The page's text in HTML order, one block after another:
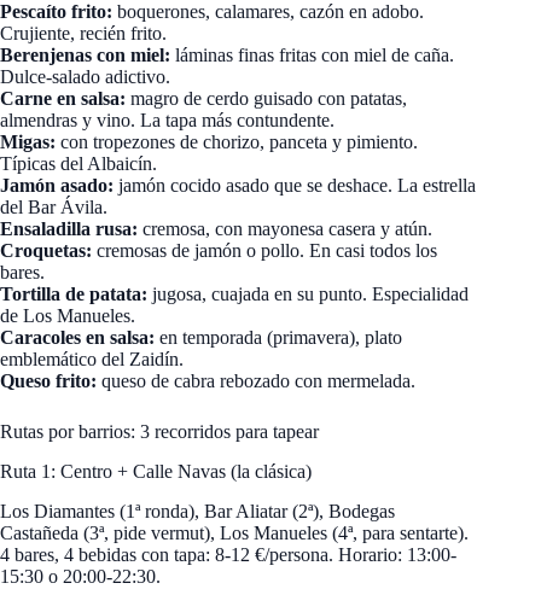
Pescaíto frito: boquerones, calamares, cazón en adobo.
Crujiente, recién frito.
Berenjenas con miel: láminas finas fritas con miel de caña.
Dulce-salado adictivo.
Carne en salsa: magro de cerdo guisado con patatas,
almendras y vino. La tapa más contundente.
Migas: con tropezones de chorizo, panceta y pimiento.
Típicas del Albaicín.
Jamón asado: jamón cocido asado que se deshace. La estrella
del Bar Ávila.
Ensaladilla rusa: cremosa, con mayonesa casera y atún.
Croquetas: cremosas de jamón o pollo. En casi todos los
bares.
Tortilla de patata: jugosa, cuajada en su punto. Especialidad
de Los Manueles.
Caracoles en salsa: en temporada (primavera), plato
emblemático del Zaidín.
Queso frito: queso de cabra rebozado con mermelada.
Rutas por barrios: 3 recorridos para tapear
Ruta 1: Centro + Calle Navas (la clásica)
Los Diamantes (1ª ronda), Bar Aliatar (2ª), Bodegas
Castañeda (3ª, pide vermut), Los Manueles (4ª, para sentarte).
4 bares, 4 bebidas con tapa: 8-12 €/persona. Horario: 13:00-
15:30 o 20:00-22:30.